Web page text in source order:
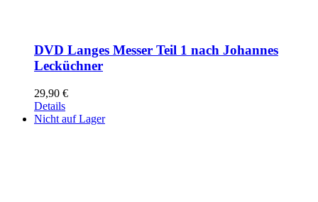
DVD Langes Messer Teil 1 nach Johannes
Lecküchner
29,90 €
Details
Nicht auf Lager